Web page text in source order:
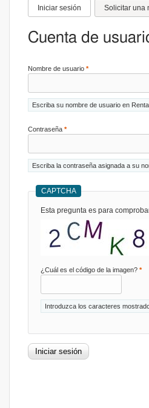
Solapas
Iniciar sesión (solapa activa)
Solicitar una
Cuenta de
Nombre de usuario *
Escriba su nombre de usuario en Renta
Contraseña *
Escriba la contraseña asignada a su
CAPTCHA
Esta pregunta es para
¿Cuál es el código de la imagen? *
Introduzca los caracteres